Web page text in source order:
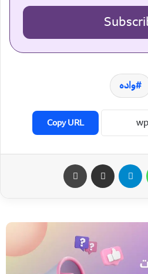
واده
Copy URL